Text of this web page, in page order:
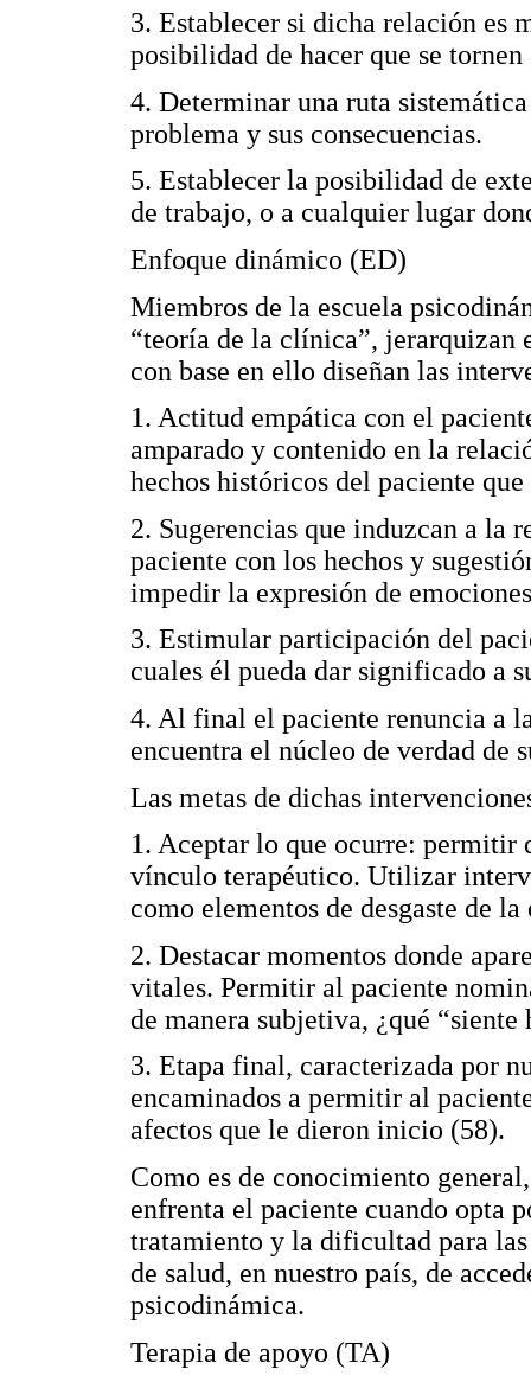
3. Establecer si dicha relación es
posibilidad de hacer que se
4. Determinar una ruta
problema y sus consecuencias.
5. Establecer la posibilidad de
de trabajo, o a cualquier lugar
Enfoque dinámico (ED)
Miembros de la escuela
“teoría de la clínica”,
con base en ello diseñan las
1. Actitud empática con el
amparado y contenido en la
hechos históricos del paciente
2. Sugerencias que induzcan a la
paciente con los hechos y
impedir la expresión de
3. Estimular participación del
cuales él pueda dar significado a
4. Al final el paciente renuncia a
encuentra el núcleo de verdad de
Las metas de dichas
1. Aceptar lo que ocurre: permitir
vínculo terapéutico. Utilizar
como elementos de desgaste de
2. Destacar momentos donde
vitales. Permitir al paciente
de manera subjetiva, ¿qué “siente
3. Etapa final, caracterizada por
encaminados a permitir al
afectos que le dieron inicio (58).
Como es de conocimiento
enfrenta el paciente cuando opta
tratamiento y la dificultad para
de salud, en nuestro país, de
psicodinámica.
Terapia de apoyo (TA)